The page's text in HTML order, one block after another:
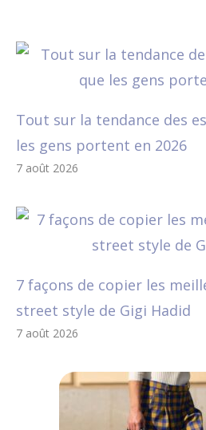
Tout sur la tendance des
les gens portent en 2026
7 août 2026
7 façons de copier les
street style de Gigi Hadid
7 août 2026